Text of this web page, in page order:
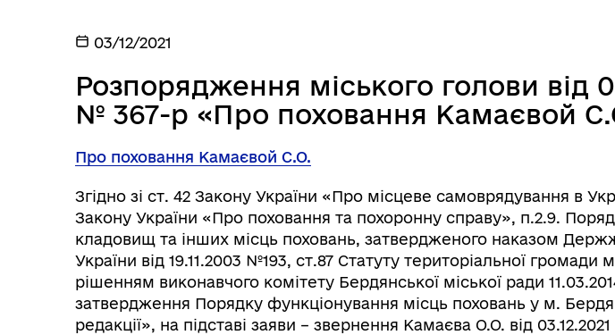
03/12/2021
Розпорядження міського голови від
№ 367-р «Про поховання Камаєвой
Про поховання Камаєвой С.О.
Згідно зі ст. 42 Закону України «Про місцеве самоврядування в
Закону України «Про поховання та похоронну справу», п.2.9.
кладовищ та інших місць поховань, затвердженого наказом
України від 19.11.2003 №193, ст.87 Статуту територіальної громади
рішенням виконавчого комітету Бердянської міської ради
затвердження Порядку функціонування місць поховань у м.
редакції», на підставі заяви – звернення Камаєва О.О. від